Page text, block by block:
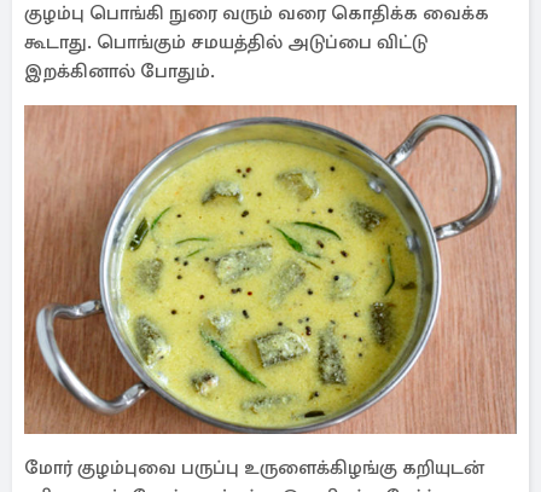
குழம்பு பொங்கி நுரை வரும் வரை கொதிக்க வைக்க
கூடாது. பொங்கும் சமயத்தில் அடுப்பை விட்டு
இறக்கினால் போதும்.
மோர் குழம்புவை பருப்பு உருளைக்கிழங்கு கறியுடன்